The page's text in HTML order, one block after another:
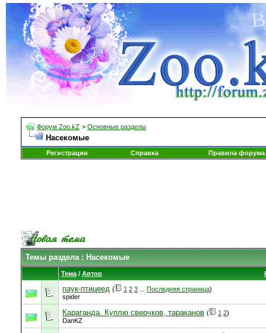
Форум Zoo.kZ > Основные разделы
Насекомые
Регистрация Справка Правила форума
Темы раздела: Насекомые
Тема / Автор
паук-птицеед ( 1 2 3 Последняя страница)
spider
Караганда. Куплю сверчков, тараканов ( 1 2)
DanKZ